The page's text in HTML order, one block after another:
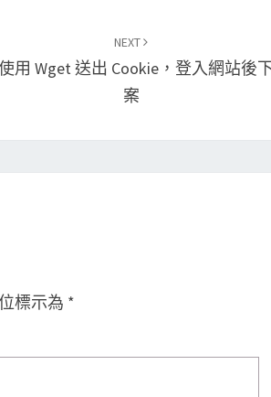
NEXT
用 Wget 送出 Cookie，登入網站後
案
標示為 *